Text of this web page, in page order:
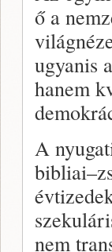
ő a
ugyanis
hanem
A
nem